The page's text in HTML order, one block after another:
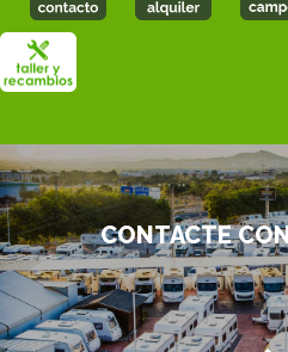
CONTACTE